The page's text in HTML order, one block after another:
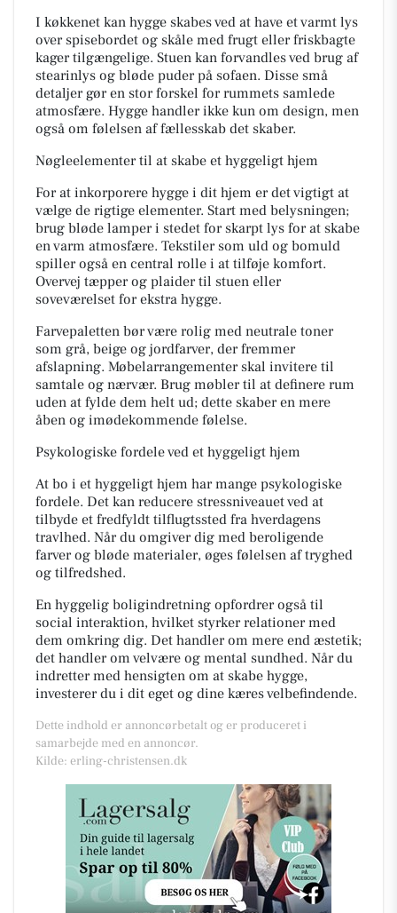
I køkkenet kan hygge skabes ved at have et varmt lys
over spisebordet og skåle med frugt eller friskbagte
kager tilgængelige. Stuen kan forvandles ved brug af
stearinlys og bløde puder på sofaen. Disse små
detaljer gør en stor forskel for rummets samlede
atmosfære. Hygge handler ikke kun om design, men
også om følelsen af fællesskab det skaber.
Nøgleelementer til at skabe et hyggeligt hjem
For at inkorporere hygge i dit hjem er det vigtigt at
vælge de rigtige elementer. Start med belysningen;
brug bløde lamper i stedet for skarpt lys for at skabe
en varm atmosfære. Tekstiler som uld og bomuld
spiller også en central rolle i at tilføje komfort.
Overvej tæpper og plaider til stuen eller
soveværelset for ekstra hygge.
Farvepaletten bør være rolig med neutrale toner
som grå, beige og jordfarver, der fremmer
afslapning. Møbelarrangementer skal invitere til
samtale og nærvær. Brug møbler til at definere rum
uden at fylde dem helt ud; dette skaber en mere
åben og imødekommende følelse.
Psykologiske fordele ved et hyggeligt hjem
At bo i et hyggeligt hjem har mange psykologiske
fordele. Det kan reducere stressniveauet ved at
tilbyde et fredfyldt tilflugtssted fra hverdagens
travlhed. Når du omgiver dig med beroligende
farver og bløde materialer, øges følelsen af tryghed
og tilfredshed.
En hyggelig boligindretning opfordrer også til
social interaktion, hvilket styrker relationer med
dem omkring dig. Det handler om mere end æstetik;
det handler om velvære og mental sundhed. Når du
indretter med hensigten om at skabe hygge,
investerer du i dit eget og dine kæres velbefindende.
Dette indhold er annoncørbetalt og er produceret i
samarbejde med en annoncør.
Kilde: erling-christensen.dk